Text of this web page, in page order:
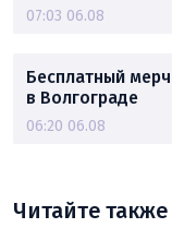
07:03 06.08
Бесплатный
в Волгограде
06:20 06.08
Читайте также